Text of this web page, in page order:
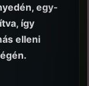
egy-
így
elleni